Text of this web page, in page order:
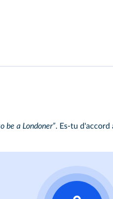
be a Londoner”. Es-tu d'accord